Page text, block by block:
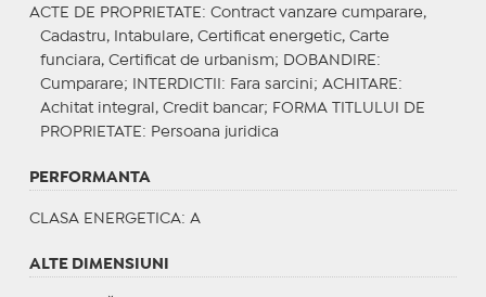
ACTE DE PROPRIETATE : Contract vanzare cumparare,
Cadastru, Intabulare, Certificat energetic, Carte
funciara, Certificat de urbanism;
DOBANDIRE :
Cumparare;
INTERDICTII : Fara sarcini; ACHITARE :
Achitat integral, Credit bancar; FORMA TITLULUI DE
PROPRIETATE : Persoana juridica
PERFORMANTA
CLASA ENERGETICA: A
ALTE DIMENSIUNI